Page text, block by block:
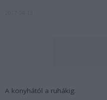
A konyhától a ruhákig.